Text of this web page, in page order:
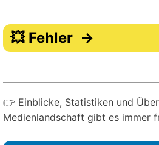
💥 Fehler →
👉 Einblicke, Statistiken und
Medienlandschaft gibt es immer